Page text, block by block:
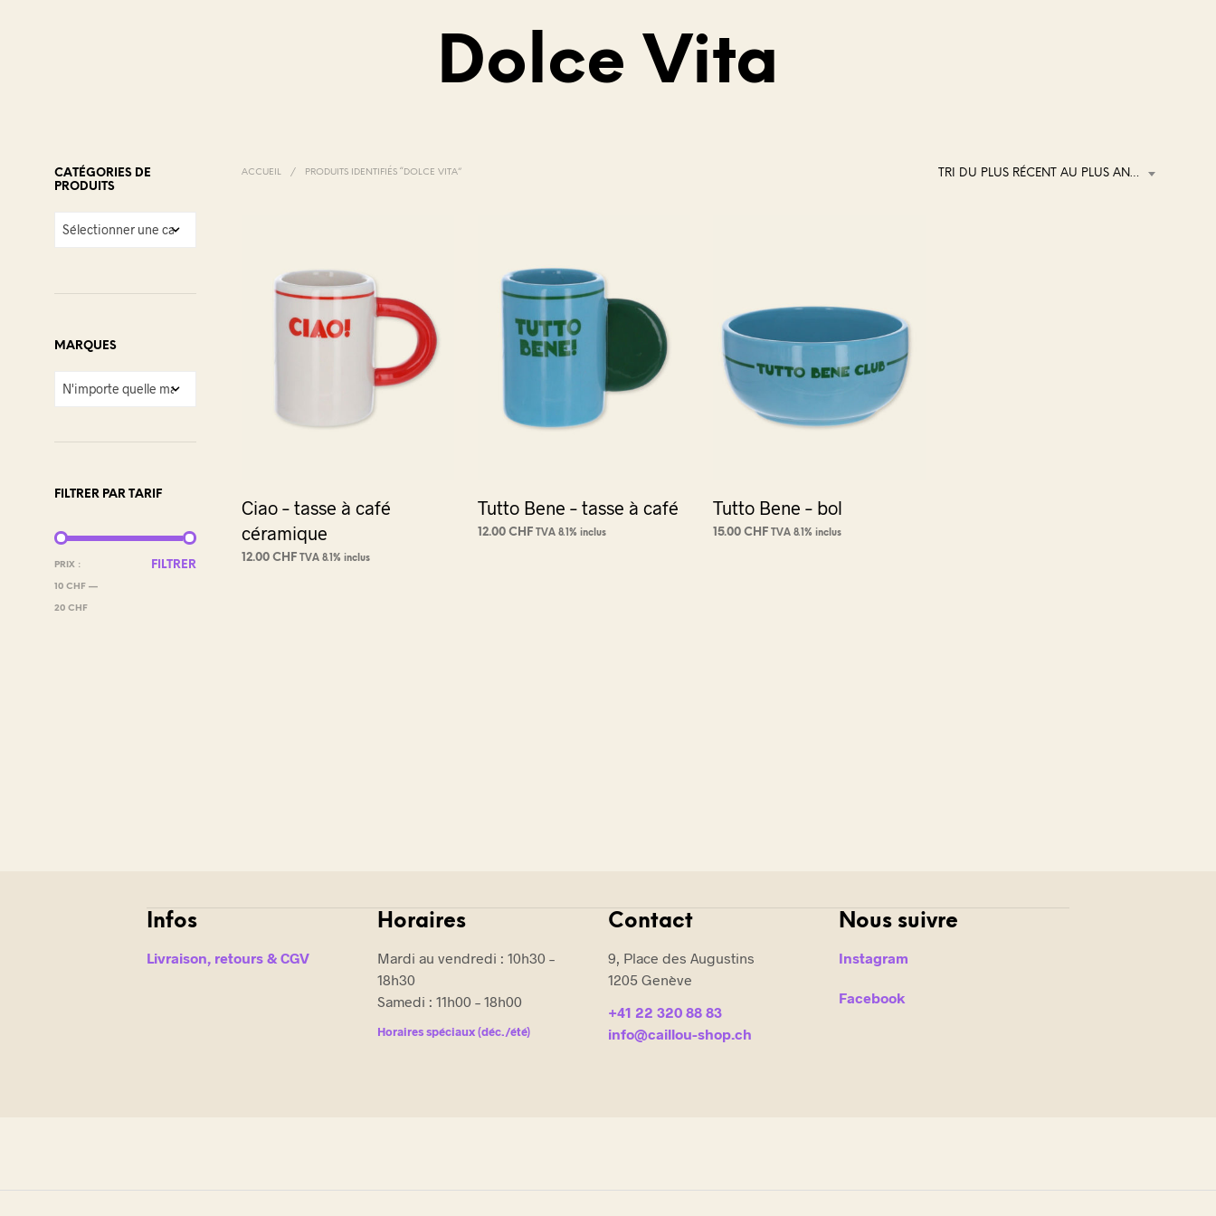
E
T
I
.
Dolce Vita
CATÉGORIES DE
PRODUITS
MARQUES
FILTRER PAR TARIF
PRIX
MIN
PRIX
MAX
FILTRER
PRIX :
10 CHF —
20 CHF
ACCUEIL / PRODUITS IDENTIFIÉS “DOLCE VITA” TRI DU PLUS RÉCENT AU PLUS ANCIEN
Ciao – tasse à café
céramique
12.00CHF TVA 8.1% inclus
Tutto Bene – tasse à café
12.00 CHF TVA 8.1% inclus
Tutto Bene – bol
15.00CHF TVA 8.1% inclus
Infos
Livraison, retours & CGV
Horaires
Mardi au vendredi : 10h30 –
18h30
Samedi : 11h00 – 18h00
Horaires spéciaux (déc./été)
Contact
9, Place des Augustins
1205 Genève
+41 22 320 88 83
info@caillou-shop.ch
Nous suivre
Instagram
Facebook